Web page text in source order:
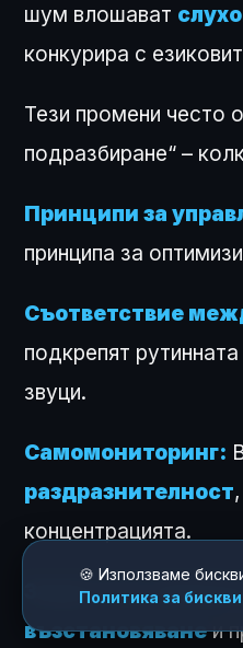
шум влошават
конкурира с
Тези промени често
подразбиране“ –
Принципи за
принципа за
Съответствие
подкрепят
звуци.
Самомониторинг:
раздразнителност
концентрацията.
Защита на
възстановяванеи
🍪 Използваме
Политика за